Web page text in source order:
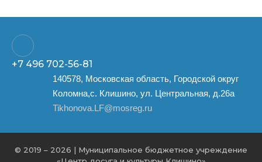
+7 496 702-56-81
140578, Московская область, Городской округ
Коломна,с. Клишино, ул. Центральная, д.26а
Tikhonova.LF@mosreg.ru
© 2019 – 2026 | Муниципальное бюджетное учреждение